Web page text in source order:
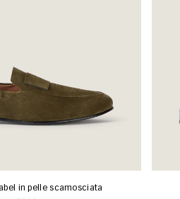
in pelle scamosciata